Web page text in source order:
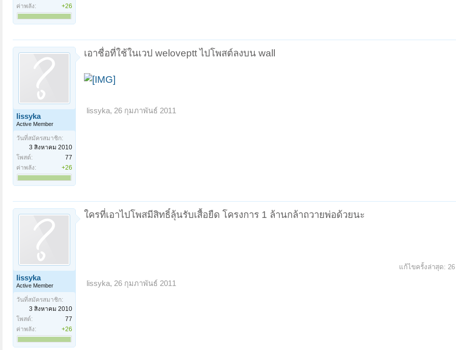
ค่าพลัง:
+26
lissyka
Active Member
วันที่สมัครสมาชิก:
3 สิงหาคม 2010
โพสต์:
77
ค่าพลัง:
+26
เอาชื่อที่ใช้ในเวป weloveptt ไปโพสต์ลงบน wall
lissyka, 26 กุมภาพันธ์ 2011
lissyka
Active Member
วันที่สมัครสมาชิก:
3 สิงหาคม 2010
โพสต์:
77
ค่าพลัง:
+26
ใครที่เอาไปโพสมีสิทธิ์ลุ้นรับเสื้อยืด โครงการ 1 ล้านกล้าถวายพ่อด้วยนะ
แก้ไขครั้งล่าสุด:
lissyka, 26 กุมภาพันธ์ 2011